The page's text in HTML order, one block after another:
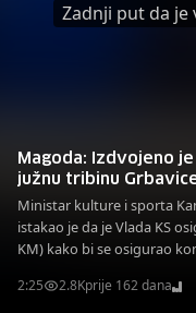
Zadnji put da
Magoda: Izdvojeno
južnu tribinu
Ministar kulture i sporta
istakao je da je Vlada KS
KM) kako bi se osigurao
značaj.
2:25 2.8Kprije 162 dana